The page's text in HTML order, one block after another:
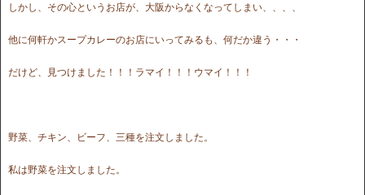
しかし、その心というお店が、大阪からなくなってしまい、、、、
他に何軒かスープカレーのお店にいってみるも、何だか違う・・・
だけど、見つけました！！！ラマイ！！！ウマイ！！！
野菜、チキン、ビーフ、三種を注文しました。
私は野菜を注文しました。